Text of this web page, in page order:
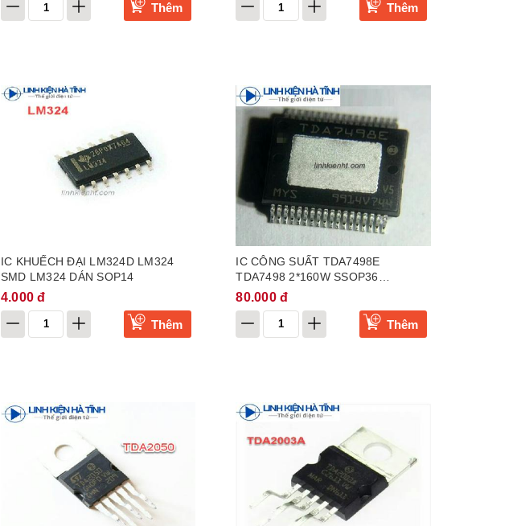
Thêm
Thêm
IC KHUẾCH ĐẠI LM324D LM324
SMD LM324 DÁN SOP14
4.000 đ
Thêm
IC CÔNG SUẤT TDA7498E
TDA7498 2*160W SSOP36
TDA7498ETR
80.000 đ
Thêm